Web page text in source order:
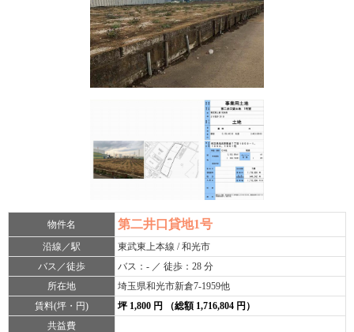
物件名 第二井口貸地1号
沿線／駅
東武東上本線 / 和光市
バス／徒歩
バス：- ／ 徒歩：28 分
所在地
埼玉県和光市新倉7-1959他
賃料(坪・円)
坪 1,800 円 （総額 1,716,804 円）
共益費